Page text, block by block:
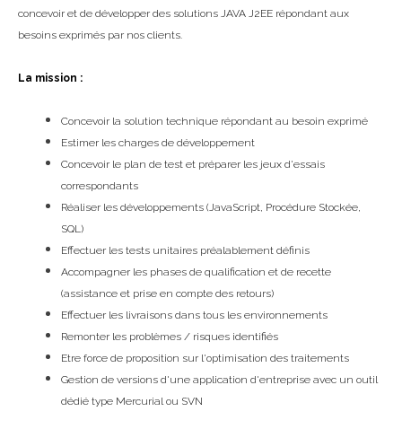
concevoir et de développer des solutions JAVA J2EE répondant aux
besoins exprimés par nos clients.
La mission :
Concevoir la solution technique répondant au besoin exprimé
Estimer les charges de développement
Concevoir le plan de test et préparer les jeux d'essais
correspondants
Réaliser les développements (JavaScript, Procédure Stockée,
SQL)
Effectuer les tests unitaires préalablement définis
Accompagner les phases de qualification et de recette
(assistance et prise en compte des retours)
Effectuer les livraisons dans tous les environnements
Remonter les problèmes / risques identifiés
Etre force de proposition sur l'optimisation des traitements
Gestion de versions d'une application d'entreprise avec un outil
dédié type Mercurial ou SVN